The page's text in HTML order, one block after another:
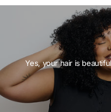
Yes, your hair is